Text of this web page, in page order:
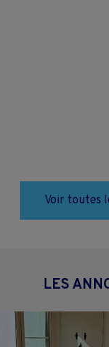
Voir toutes
LES